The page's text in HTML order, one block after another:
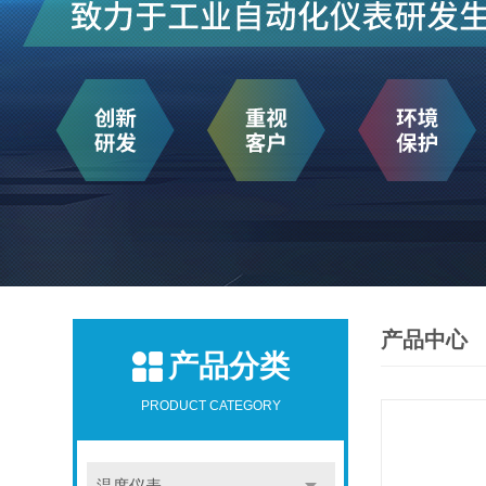
产品分类
PRODUCT CATEGORY
产品中心